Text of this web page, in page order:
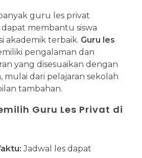
guru les privat
membantu siswa
akademik terbaik. Guru les
pengalaman dan
yang disesuaikan dengan
mulai dari pelajaran sekolah
tambahan.
Guru Les Privat di
Jadwal les dapat